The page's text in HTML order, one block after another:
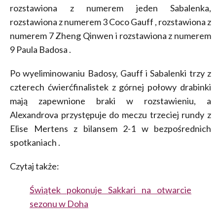
rozstawiona z numerem jeden Sabalenka,
rozstawiona z numerem 3 Coco Gauff , rozstawiona z
numerem 7 Zheng Qinwen i rozstawiona z numerem
9 Paula Badosa .
Po wyeliminowaniu Badosy, Gauff i Sabalenki trzy z
czterech ćwierćfinalistek z górnej połowy drabinki
mają zapewnione braki w rozstawieniu, a
Alexandrova przystępuje do meczu trzeciej rundy z
Elise Mertens z bilansem 2-1 w bezpośrednich
spotkaniach .
Czytaj także:
Świątek pokonuje Sakkari na otwarcie
sezonu w Doha